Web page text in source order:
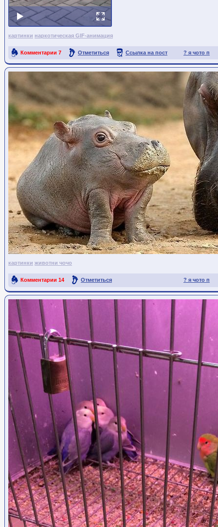
картинки наркотическая GIF-анимация
? я чото п
Комментарии 7 Отметиться Ссылка на пост
картинки животни чочо
? я чото п
Комментарии 14 Отметиться
Ссылка на пост